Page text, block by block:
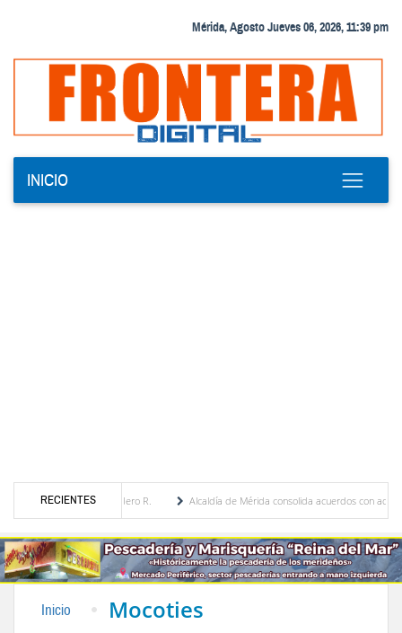
Mérida, Agosto Jueves 06, 2026, 11:39 pm
INICIO
RECIENTES
Cordero R.
Alcaldía de Mérida consolida acuerdos con adjudicatarios del
Inicio Mocoties